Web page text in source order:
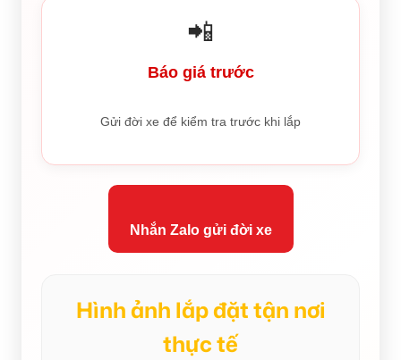
📲
Báo giá trước
Gửi đời xe để kiểm tra trước khi lắp
Nhắn Zalo gửi đời xe
Hình ảnh lắp đặt tận nơi
thực tế